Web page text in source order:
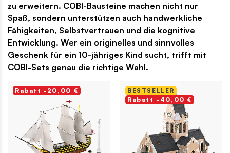
zu erweitern. COBI-Bausteine machen nicht nur
Spaß, sondern unterstützen auch handwerkliche
Fähigkeiten, Selbstvertrauen und die kognitive
Entwicklung. Wer ein originelles und sinnvolles
Geschenk für ein 10-jähriges Kind sucht, trifft mit
COBI-Sets genau die richtige Wahl.
Rabatt -20,00 €
BESTSELLER
Rabatt -40,00 €